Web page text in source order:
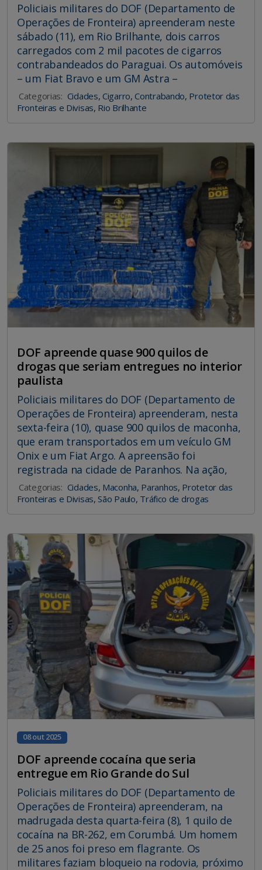
Policiais militares do DOF (Departamento de
Operações de Fronteira) apreenderam neste
sábado (11), em Rio Brilhante, dois carros
carregados com 2 mil pacotes de cigarros
contrabandeados do Paraguai. Os automóveis
– um Fiat Bravo e um GM Astra –
Categorias: Cidades, Cigarro, Contrabando, Protetor das
Fronteiras e Divisas, Rio Brilhante
DOF apreende quase 900 quilos de
drogas que seriam entregues no interior
paulista
Policiais militares do DOF (Departamento de
Operações de Fronteira) apreenderam, nesta
sexta-feira (10), quase 900 quilos de maconha,
que eram transportados em um veículo GM
Onix e um Fiat Argo. A apreensão foi
registrada na cidade de Paranhos. Na ação,
Categorias: Cidades, Maconha, Paranhos, Protetor das
Fronteiras e Divisas, São Paulo, Tráfico de drogas
08 out 2025
DOF apreende cocaína que seria
entregue em Rio Grande do Sul
Policiais militares do DOF (Departamento de
Operações de Fronteira) apreenderam, na
madrugada desta quarta-feira (8), 1 quilo de
cocaína na BR-262, em Corumbá. Um homem
de 25 anos foi preso em flagrante. Os
militares faziam bloqueio na rodovia, próximo